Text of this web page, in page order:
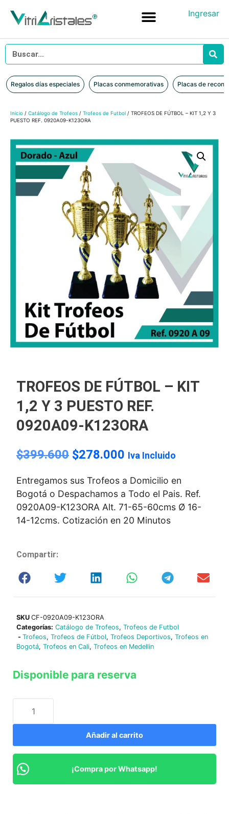
Ingresar
Regalos días especiales Placas conmemorativas Placas de
Inicio / Catálogo de Trofeos / Trofeos de Futbol / TROFEOS DE FÚTBOL – KIT 1,2 Y 3
PUESTO REF. 0920A09-K123ORA
TROFEOS DE FÚTBOL – KIT
1,2 Y 3 PUESTO REF.
0920A09-K123ORA
$399.600 $278.000 Iva Incluido
Entregamos sus Trofeos a Domicilio en
Bogotá o Despachamos a Todo el Pais. Ref.
0920A09-K123ORA Alt. 71-65-60cms Ø 16-
14-12cms. Cotización en 20 Minutos
Compartir:
SKU CF-0920A09-K123ORA
Categorías: Catálogo de Trofeos, Trofeos de Futbol
- Trofeos, Trofeos de Fútbol, Trofeos Deportivos, Trofeos en
Bogotá, Trofeos en Cali, Trofeos en Medellin
Disponible para reserva
Añadir al carrito
¡Compra por Whatsapp!